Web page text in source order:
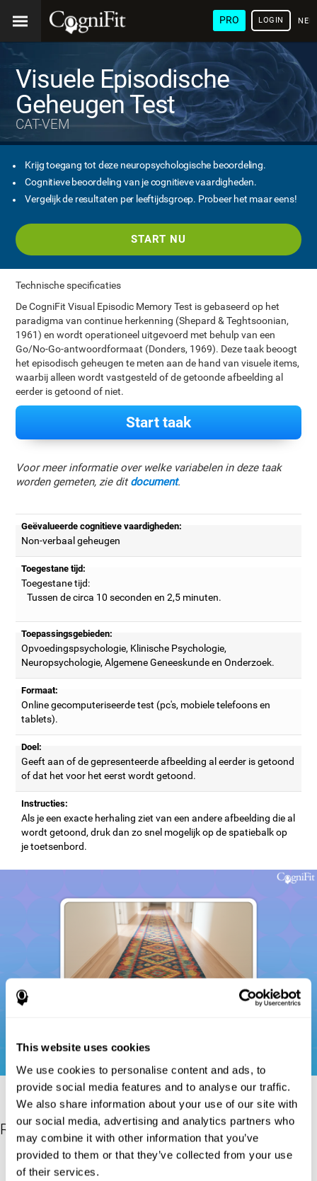
This website uses cookies
We use cookies to personalise content and ads, to
provide social media features and to analyse our traffic.
We also share information about your use of our site with
our social media, advertising and analytics partners who
may combine it with other information that you’ve
provided to them or that they’ve collected from your use
of their services.
PRO LOGIN
Visuele Episodische
Geheugen Test
CAT-VEM
Krijg toegang tot deze neuropsychologische beoordeling.
Cognitieve beoordeling van je cognitieve vaardigheden.
Vergelijk de resultaten per leeftijdsgroep. Probeer het maar eens!
START NU
Technische specificaties
De CogniFit Visual Episodic Memory Test is gebaseerd op het
paradigma van continue herkenning (Shepard & Teghtsoonian,
1961) en wordt operationeel uitgevoerd met behulp van een
Go/No-Go-antwoordformaat (Donders, 1969). Deze taak beoogt
het episodisch geheugen te meten aan de hand van visuele items,
waarbij alleen wordt vastgesteld of de getoonde afbeelding al
eerder is getoond of niet.
Start taak
Voor meer informatie over welke variabelen in deze taak
worden gemeten, zie ditdocument.
Geëvalueerde cognitieve vaardigheden:
Non-verbaal geheugen
Toegestane tijd:
Toegestane tijd:
Tussen de circa 10 seconden en 2,5 minuten.
Toepassingsgebieden:
Opvoedingspsychologie, Klinische Psychologie,
Neuropsychologie, Algemene Geneeskunde en Onderzoek.
Formaat:
Online gecomputeriseerde test (pc's, mobiele telefoons en
tablets).
Doel:
Geeft aan of de gepresenteerde afbeelding al eerder is getoond
of dat het voor het eerst wordt getoond.
Instructies:
Als je een exacte herhaling ziet van een andere afbeelding die al
wordt getoond, druk dan zo snel mogelijk op de spatiebalk op
je toetsenbord.
Referenties
Donders, F. C. (1969). On the speed of mental processes. Acta
Psychologica, 30, 412–431. https://doi.org/10.1016/0001-